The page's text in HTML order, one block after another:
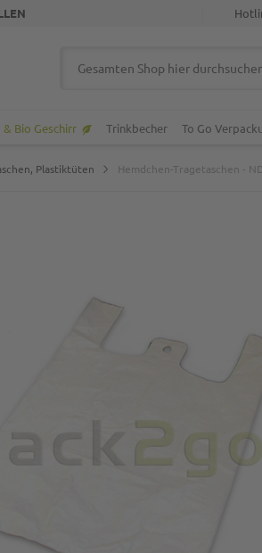
Bio Geschirr Trinkbecher To Go
Plastiktüten Hemdchen-Tragetaschen -